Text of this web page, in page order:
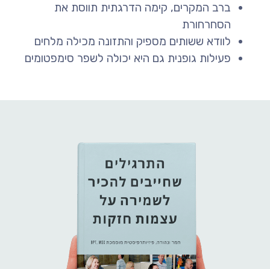
ברב המקרים, קימה הדרגתית תווסת את
הסחרחורת
לוודא ששותים מספיק והתזונה מכילה מלחים
פעילות גופנית גם היא יכולה לשפר סימפטומים